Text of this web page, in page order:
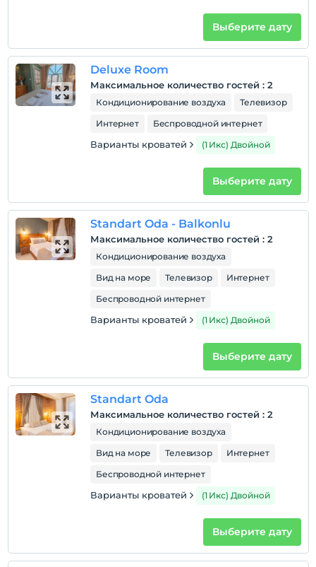
Выберите дату
Deluxe Room
Максимальное количество гостей : 2
Кондиционирование воздуха
Телевизор
Интернет
Беспроводной интернет
Варианты кроватей (1 Икс) Двойной
Выберите дату
Standart Oda - Balkonlu
Максимальное количество гостей : 2
Кондиционирование воздуха
Вид на море
Телевизор
Интернет
Беспроводной интернет
Варианты кроватей (1 Икс) Двойной
Выберите дату
Standart Oda
Максимальное количество гостей : 2
Кондиционирование воздуха
Вид на море
Телевизор
Интернет
Беспроводной интернет
Варианты кроватей (1 Икс) Двойной
Выберите дату